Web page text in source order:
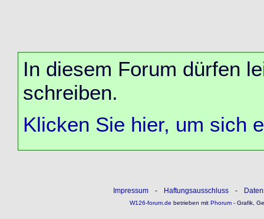
In diesem Forum dürfen
schreiben.
Klicken Sie hier, um sich
Impressum - Haftungsausschluss -
W126-forum.de betrieben mitPhorum- Grafik,